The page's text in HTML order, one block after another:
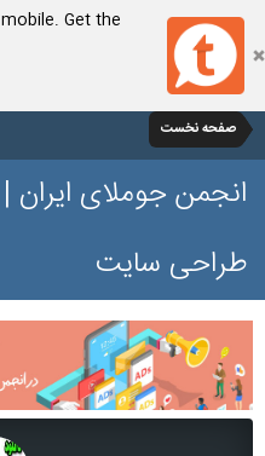
Get the
صفحه نخست
انجمن جوملای
طراحی سایت